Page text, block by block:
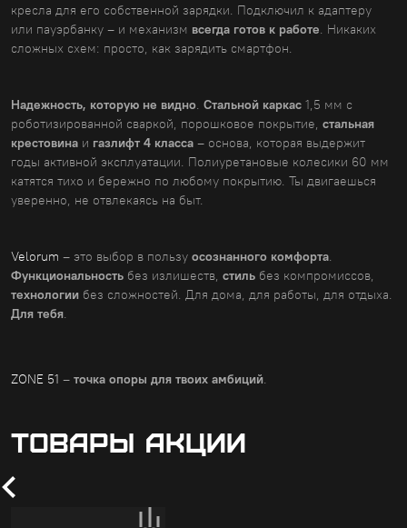
кресла для его собственной зарядки. Подключил к адаптеру
или пауэрбанку – и механизм всегда готов к работе. Никаких
сложных схем: просто, как зарядить смартфон.
Надежность, которую не видно. Стальной каркас 1,5 мм с
роботизированной сваркой, порошковое покрытие, стальная
крестовина и газлифт 4 класса – основа, которая выдержит
годы активной эксплуатации. Полиуретановые колесики 60 мм
катятся тихо и бережно по любому покрытию. Ты двигаешься
уверенно, не отвлекаясь на быт.
Velorum – это выбор в пользу осознанного комфорта
Функциональность без излишеств, стиль без компромиссов,
технологии без сложностей. Для дома, для работы, для отдыха.
Для тебя
ZONE 51 – точка опоры для твоих амбиций.
ТОВАРЫ АКЦИИ